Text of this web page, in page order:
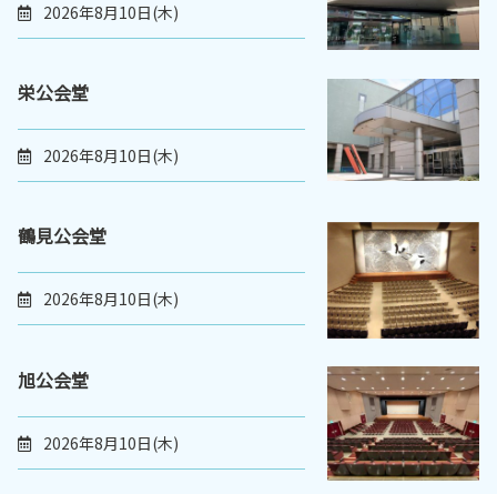
2026年8月10日(木)
栄公会堂
2026年8月10日(木)
鶴見公会堂
2026年8月10日(木)
旭公会堂
2026年8月10日(木)